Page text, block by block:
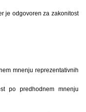
je odgovoren za zakonitost
mnenju reprezentativnih
po predhodnem mnenju